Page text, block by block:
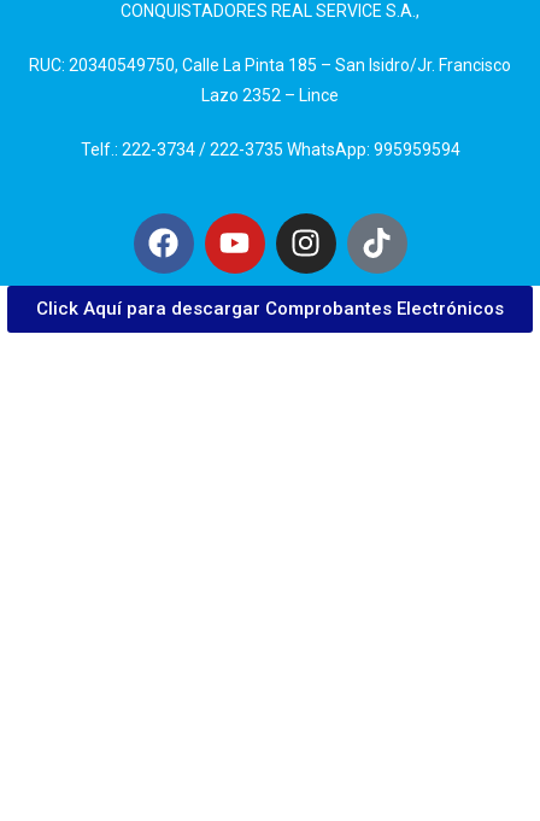
CONQUISTADORES REAL SERVICE S.A.,
RUC: 20340549750, Calle La Pinta 185 – San Isidro/Jr. Francisco
Lazo 2352 – Lince
Telf.: 222-3734 / 222-3735 WhatsApp: 995959594
Click Aquí para descargar Comprobantes Electrónicos